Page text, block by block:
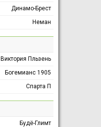
Динамо-Брест
Неман
Виктория Пльзень
Богемианс 1905
Спарта П
Будё-Глимт